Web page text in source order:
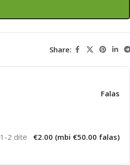
Share:
Falas
1-2 ditë €2.00 (mbi €50.00 falas)